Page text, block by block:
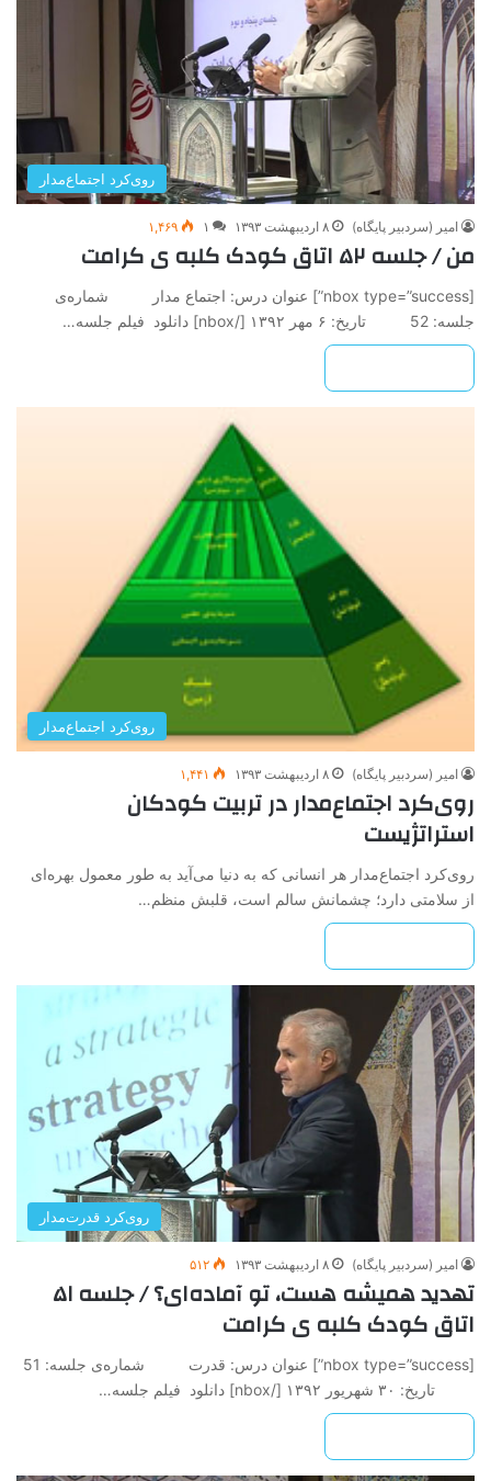
روی‌کرد اجتماع‌مدار
امیر (سردبیر پایگاه) ۸ اردیبهشت ۱۳۹۳ ۱ ۱,۴۶۹
من / جلسه ۵۲ اتاق کودک کلبه ی کرامت
[nbox type=”success”] عنوان درس: اجتماع مدار شماره‌ی
جلسه: 52 تاريخ: ۶ مهر ۱۳۹۲ ‌[/nbox] دانلود فیلم جلسه…
روی‌کرد اجتماع‌مدار
امیر (سردبیر پایگاه) ۸ اردیبهشت ۱۳۹۳ ۱,۴۴۱
روی‌کرد اجتماع‌مدار در تربیت کودکان
استراتژیست
روی‌کرد اجتماع‌مدار هر انسانی که به دنیا می‌آید به طور معمول بهره‌ای
از سلامتی دارد؛ چشمانش سالم است، قلبش منظم…
روی‌کرد قدرت‌مدار
امیر (سردبیر پایگاه) ۸ اردیبهشت ۱۳۹۳ ۵۱۲
تهدید همیشه هست، تو آماده‌ای؟ / جلسه ۵۱
اتاق کودک کلبه ی کرامت
[nbox type=”success”] عنوان درس: قدرت شماره‌ی جلسه: 51
تاريخ: ۳۰ شهریور ۱۳۹۲ ‌[/nbox] دانلود فیلم جلسه…